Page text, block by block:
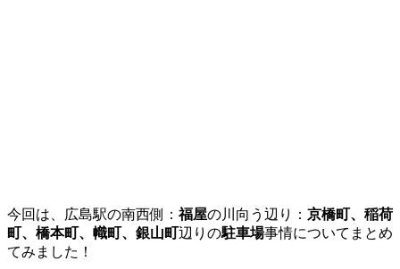
今回は、広島駅の南西側：福屋の川向う辺り： 京橋町、稲荷
町、橋本町、幟町、銀山町辺りの駐車場事情についてまとめ
てみました！